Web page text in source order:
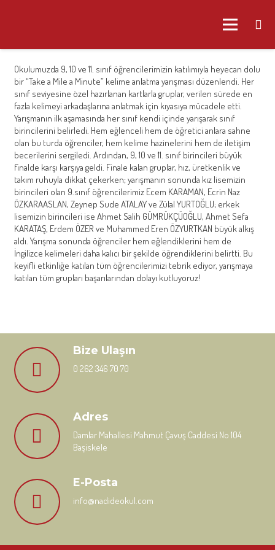
Okulumuzda 9, 10 ve 11. sınıf öğrencilerimizin katılımıyla heyecan dolu
bir “Take a Mile a Minute” kelime anlatma yarışması düzenlendi. Her
sınıf seviyesine özel hazırlanan kartlarla gruplar, verilen sürede en
fazla kelimeyi arkadaşlarına anlatmak için kıyasıya mücadele etti.
Yarışmanın ilk aşamasında her sınıf kendi içinde yarışarak sınıf
birincilerini belirledi. Hem eğlenceli hem de öğretici anlara sahne
olan bu turda öğrenciler, hem kelime hazinelerini hem de iletişim
becerilerini sergiledi. Ardından, 9, 10 ve 11. sınıf birincileri büyük
finalde karşı karşıya geldi. Finale kalan gruplar, hız, üretkenlik ve
takım ruhuyla dikkat çekerken; yarışmanın sonunda kız lisemizin
birincileri olan 9.sınıf öğrencilerimiz Ecem KARAMAN, Ecrin Naz
ÖZKARAASLAN, Zeynep Sude ATALAY ve Zülal YURTOĞLU; erkek
lisemizin birincileri ise Ahmet Salih GÜMRÜKÇÜOĞLU, Ahmet Sefa
KARATAŞ, Erdem ÖZER ve Muhammed Eren ÖZYURTKAN büyük alkış
aldı. Yarışma sonunda öğrenciler hem eğlendiklerini hem de
İngilizce kelimeleri daha kalıcı bir şekilde öğrendiklerini belirtti. Bu
keyifli etkinliğe katılan tüm öğrencilerimizi tebrik ediyor, yarışmaya
katılan tüm grupları başarılarından dolayı kutluyoruz!
Bize Ulaşın
0 262 346 70 70
Adres
Damlar Mahallesi Mahmut Çavuş Caddesi No 104
Başiskele
E-Posta
info@nadideokul.com